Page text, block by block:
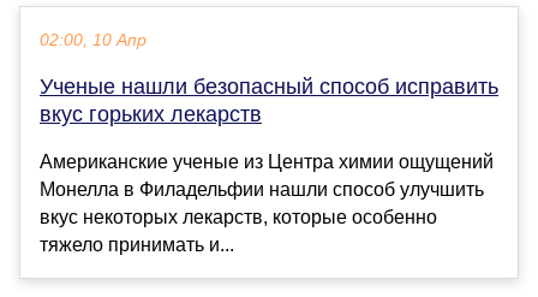
02:00, 10 Апр
Ученые нашли безопасный способ исправить
вкус горьких лекарств
Американские ученые из Центра химии ощущений
Монелла в Филадельфии нашли способ улучшить
вкус некоторых лекарств, которые особенно
тяжело принимать и...